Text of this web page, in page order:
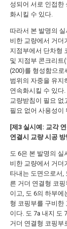
성되어 서로 인접한
화시킬 수 있다.
따라서 본 발명의
비한 교량에서 거더
지점부에서 단차형
및 지점부 콘크리트
(200)를 형성함으로
범위의 자중을 유지
연속화시킬 수 있다
교량받침이 필요 없
필요 없어 사용성이
[제3 실시예: 교각
연결시 교량 시공 방
도 6은 본 발명의 실
비한 교량에서 거더
타내는 도면으로서,
른 거더 연결형 코
이고, 도 6의 하부에
형 코핑부를 구비한
이다. 도 7a 내지 도
거더 연결형 코핑부